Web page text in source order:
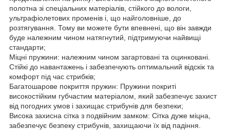
полотна зі спеціальних матеріалів, стійкого до вологи,
ультрафіолетових променів і, що найголовніше, до
розтягування. Тому ви можете бути впевнені, що він завжди
буде належним чином натягнутий, підтримуючи найвищі
стандарти;
Міцні пружини: належним чином загартовані та оцинковані.
Стійкі до навантажень і забезпечують оптимальний відскік та
комфорт під час стрибків;
Багатошарове покриття пружин: Пружини покриті
високостійким губчастим матеріалом, який забезпечує захист
від погодних умов і захищає стрибунів для безпеки;
Висока захисна сітка з подвійним замком: Сітка дуже міцна,
забезпечує безпеку стрибунів, захищаючи їх від падіння.